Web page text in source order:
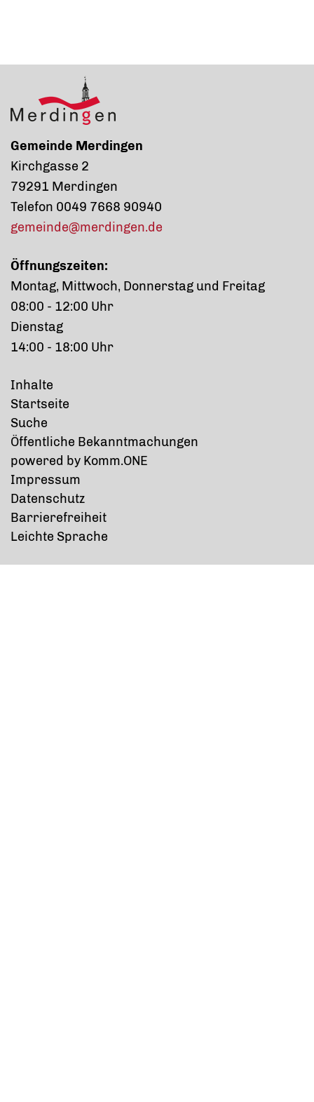
Gemeinde Merdingen
Kirchgasse 2
79291 Merdingen
Telefon 0049 7668 90940
gemeinde@merdingen.de
Öffnungszeiten:
Montag, Mittwoch, Donnerstag und Freitag
08:00 - 12:00 Uhr
Dienstag
14:00 - 18:00 Uhr
Inhalte
Startseite
Suche
Öffentliche Bekanntmachungen
powered by Komm.ONE
Impressum
Datenschutz
Barrierefreiheit
Leichte Sprache